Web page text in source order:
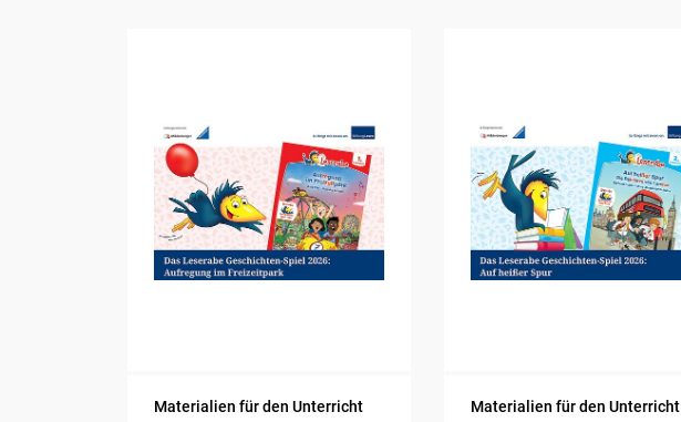
Materialien für den Unterricht Materialien für den Unterricht